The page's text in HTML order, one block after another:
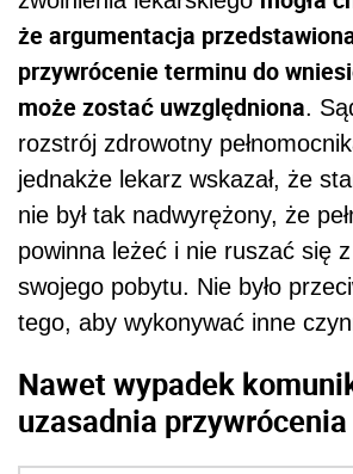
że argumentacja
przywrócenie terminu do
może zostać uwzględniona.
rozstrój zdrowotny
jednakże lekarz wskazał, że
nie był tak nadwyrężony, że
powinna leżeć i nie ruszać się
swojego pobytu. Nie było
tego, aby wykonywać inne
Nawet wypadek
uzasadnia